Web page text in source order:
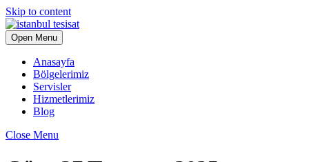
Skip to content
Open Menu
Anasayfa
Bölgelerimiz
Servisler
Hizmetlerimiz
Blog
Close Menu